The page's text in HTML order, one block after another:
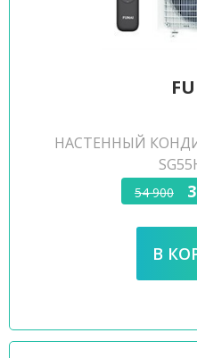
НАСТЕННЫЙ
54 900